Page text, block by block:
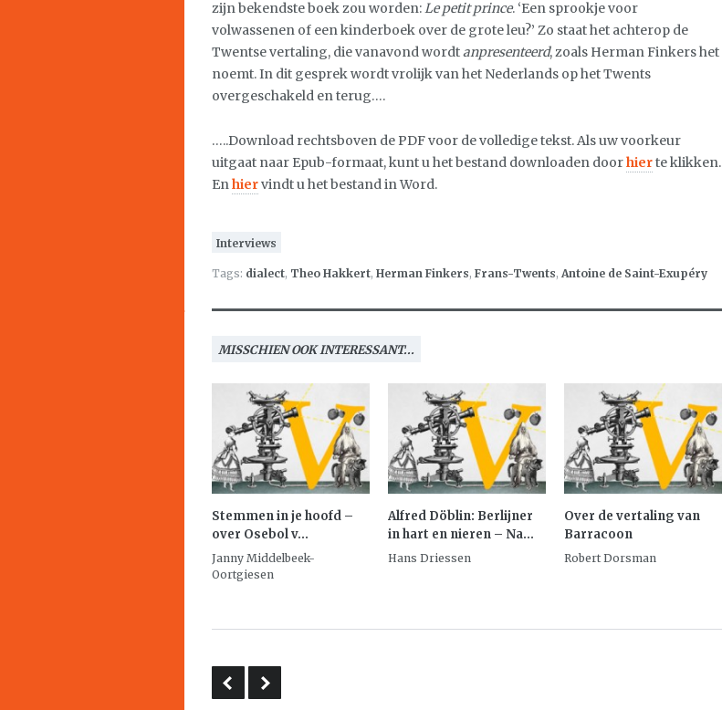
zijn bekendste boek zou worden:Le petit prince. ‘Een sprookje voor
volwassenen of een kinderboek over de grote leu?’ Zo staat het achterop de
Twentse vertaling, die vanavond wordtanpresenteerd, zoals Herman Finkers het
noemt. In dit gesprek wordt vrolijk van het Nederlands op het Twents
overgeschakeld en terug….
…..Download rechtsboven de PDF voor de volledige tekst. Als uw voorkeur
uitgaat naar Epub-formaat, kunt u het bestand downloaden doorhierte klikken.
Enhiervindt u het bestand in Word.
Interviews
Tags: dialect, Theo Hakkert, Herman Finkers, Frans-Twents, Antoine de Saint-Exupéry
MISSCHIEN OOK INTERESSANT...
Stemmen in je hoofd –
over Osebolv...
Janny Middelbeek-
Oortgiesen
Alfred Döblin: Berlijner
in hart en nieren – Na...
Hans Driessen
Over de vertaling van
Barracoon
Robert Dorsman